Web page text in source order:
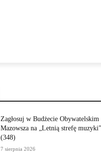
Zagłosuj w Budżecie Obywatelskim
Mazowsza na „Letnią strefę muzyki”
(348)
7 sierpnia 2026